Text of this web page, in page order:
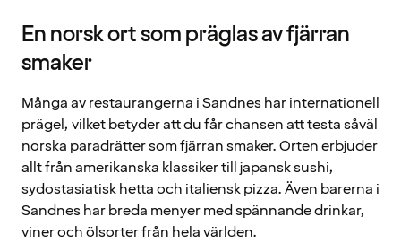
En norsk ort som präglas av fjärran
smaker
Många av restaurangerna i Sandnes har internationell
prägel, vilket betyder att du får chansen att testa såväl
norska paradrätter som fjärran smaker. Orten erbjuder
allt från amerikanska klassiker till japansk sushi,
sydostasiatisk hetta och italiensk pizza. Även barerna i
Sandnes har breda menyer med spännande drinkar,
viner och ölsorter från hela världen.